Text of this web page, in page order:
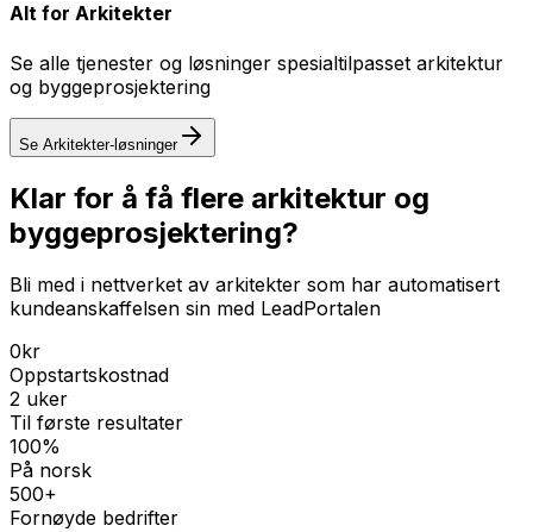
Alt for Arkitekter
Se alle tjenester og løsninger spesialtilpasset arkitektur
og byggeprosjektering
Se Arkitekter-løsninger
Klar for å få flere arkitektur og
byggeprosjektering?
Bli med i nettverket av arkitekter som har automatisert
kundeanskaffelsen sin med LeadPortalen
0kr
Oppstartskostnad
2 uker
Til første resultater
100%
På norsk
500+
Fornøyde bedrifter